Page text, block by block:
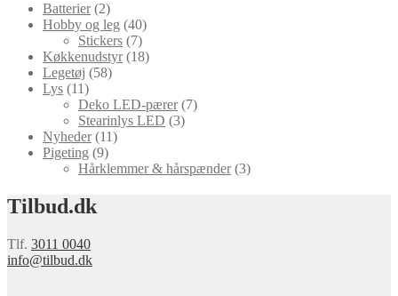
Batterier (2)
Hobby og leg (40)
Stickers (7)
Køkkenudstyr (18)
Legetøj (58)
Lys (11)
Deko LED-pærer (7)
Stearinlys LED (3)
Nyheder (11)
Pigeting (9)
Hårklemmer & hårspænder (3)
Tilbud.dk
Tlf. 3011 0040
info@tilbud.dk